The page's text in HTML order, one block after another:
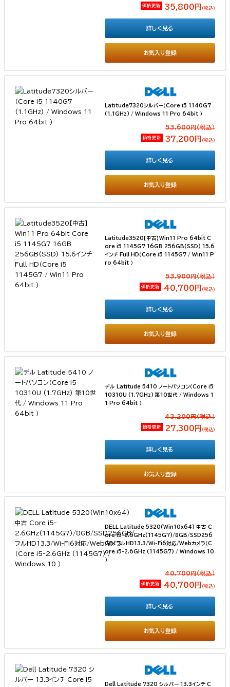
価格更新 35,800円 （税込）
お気入り登録
詳しく見る
Latitude7320シルバー（Core i5 1140G7
(1.1GHz) / Windows 11 Pro 64bit ）
53,600円(税込）
価格更新 37,200円 （税込）
お気入り登録
詳しく見る
Latitude3520【中古】Win11 Pro 64bit C
ore i5 1145G7 16GB 256GB(SSD) 15.6
インチ Full HD（Core i5 1145G7 / Win11 P
ro 64bit ）
53,900円(税込）
価格更新 40,700円 （税込）
お気入り登録
詳しく見る
デル Latitude 5410 ノートパソコン（Core i5
10310U (1.7GHz) 第10世代 / Windows 1
1 Pro 64bit ）
43,200円(税込）
価格更新 27,300円 （税込）
お気入り登録
詳しく見る
DELL Latitude 5320(Win10x64) 中古 C
ore i5-2.6GHz(1145G7)/8GB/SSD256
GB/フルHD13.3/Wi-Fi6対応/Webカメラ（C
ore i5-2.6GHz (1145G7) / Windows 10
）
40,700円(税込）
価格更新 40,700円 （税込）
お気入り登録
詳しく見る
Dell Latitude 7320 シルバー 13.3インチ C